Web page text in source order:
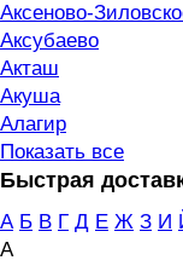
Аксеново-
Аксубаево
Акташ
Акуша
Алагир
Показать все
Быстрая
А Б В Г Д Е Ж З И
А